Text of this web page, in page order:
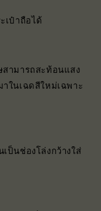
เป๋าถือได้
ามารถสะท้อนแสง
ในเฉดสีใหม่เฉพาะ
นช่องโล่งกว้างใส่